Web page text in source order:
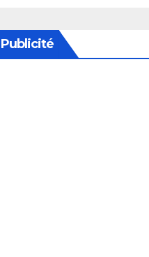
Publicité